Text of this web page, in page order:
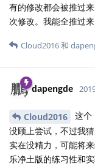
有的修改都会被推过
次修改。我能全推过
Cloud2016和
dapengde
Cloud2016
这个
没顾上尝试，不过我
实在没精力，可能将
乐净土版的练习性和